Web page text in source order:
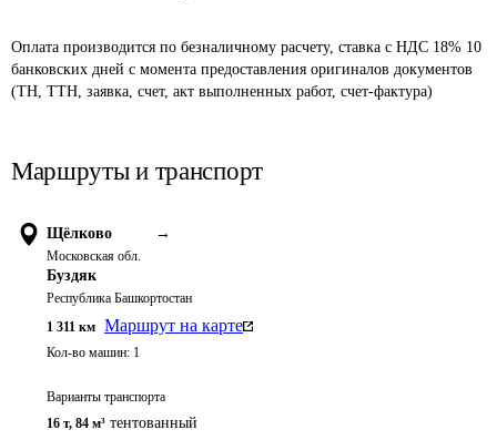
Оплата производится по безналичному расчету, ставка с НДС 18% 10
банковских дней с момента предоставления оригиналов документов
(ТН, ТТН, заявка, счет, акт выполненных работ, счет-фактура)
Маршруты и транспорт
Щёлково →
Московская обл.
Буздяк
Республика Башкортостан
1 311 км Маршрут на карте
Кол-во машин: 1
Варианты транспорта
16 т, 84 м³ тентованный